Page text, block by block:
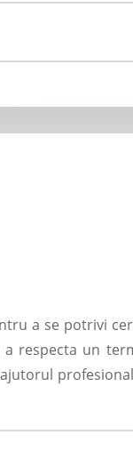
a se potrivi
respecta un